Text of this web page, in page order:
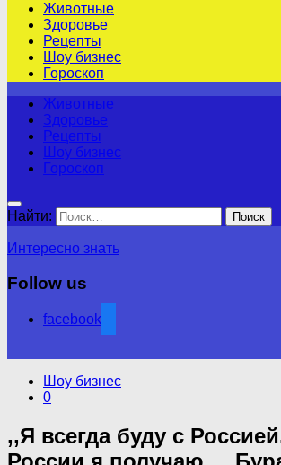
Животные
Здоровье
Рецепты
Шоу бизнес
Гороскоп
Животные
Здоровье
Рецепты
Шоу бизнес
Гороскоп
Найти:
Интересно знать
Follow us
facebook
Шоу бизнес
0
,,Я всегда буду с